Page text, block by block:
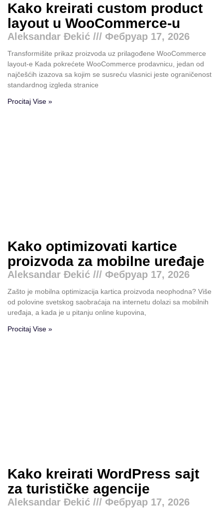
Kako kreirati custom product
layout u WooCommerce-u
Aleksandar Đekić Фебруар 17, 2026
Transformišite prikaz proizvoda uz prilagođene WooCommerce
layout-e Kada pokrećete WooCommerce prodavnicu, jedan od
najčešćih izazova sa kojim se susreću vlasnici jeste ograničenost
standardnog izgleda stranice
Procitaj Vise »
Kako optimizovati kartice
proizvoda za mobilne uređaje
Aleksandar Đekić Фебруар 17, 2026
Zašto je mobilna optimizacija kartica proizvoda neophodna? Više
od polovine svetskog saobraćaja na internetu dolazi sa mobilnih
uređaja, a kada je u pitanju online kupovina,
Procitaj Vise »
Kako kreirati WordPress sajt
za turističke agencije
Aleksandar Đekić Фебруар 17, 2026